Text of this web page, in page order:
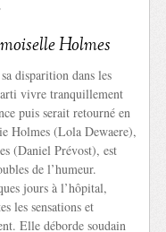
Holmes
disparition dans les
vivre tranquillement
puis serait retourné en
Holmes (Lola Dewaere),
(Daniel Prévost), est
de l’humeur.
jours à l’hôpital,
les sensations et
Elle déborde soudain